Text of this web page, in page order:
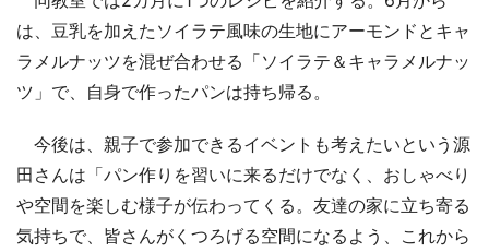
は、豆乳を加えたソイラテ風味の生地にアーモンドとキャ
ラメルナッツを混ぜ合わせる「ソイラテ＆キャラメルナッ
ツ」で、自身で作ったパンは持ち帰る。
今後は、親子で参加できるイベントも考えたいという源
田さんは「パン作りを習いに来るだけでなく、おしゃべり
や空間を楽しむ様子が伝わってくる。友達の家に立ち寄る
気持ちで、皆さんがくつろげる空間になるよう、これから